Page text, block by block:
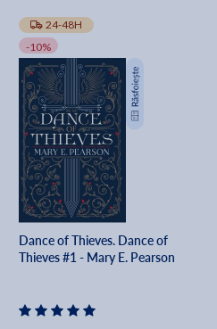
24-48H
-10%
Dance of Thieves. Dance of
Thieves #1 - Mary E. Pearson